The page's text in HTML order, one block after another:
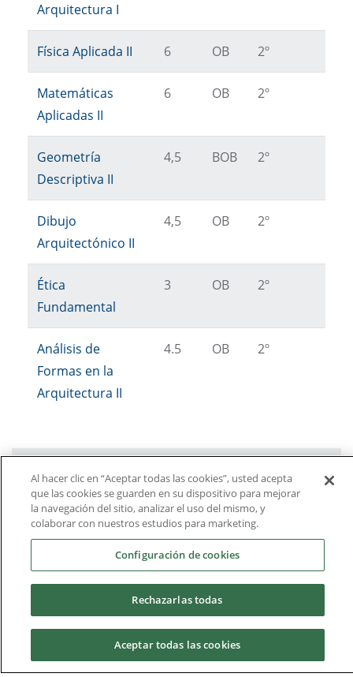
Arquitectura I
Física Aplicada II 6 OB 2º
Matemáticas
Aplicadas II
6 OB 2º
Geometría
Descriptiva II
4,5 BOB 2º
Dibujo
Arquitectónico II
4,5 OB 2º
Ética
Fundamental
3 OB 2º
Análisis de
Formas en la
Arquitectura II
4.5 OB 2º
3º Curso
4º Curso
5º Curso
Optativas/Menciones
Al hacer clic en “Aceptar todas las cookies”, usted acepta
que las cookies se guarden en su dispositivo para mejorar
la navegación del sitio, analizar el uso del mismo, y
colaborar con nuestros estudios para marketing.
Configuración de cookies
Rechazarlas todas
Aceptar todas las cookies